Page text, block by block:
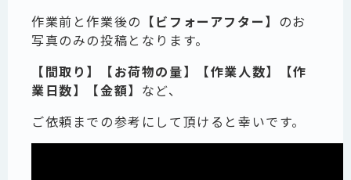
作業前と作業後の 【ビフォーアフター】 のお
写真のみの投稿となります。
【間取り】【お荷物の量】【作業人数】【作
業日数】【金額】 など、
ご依頼までの参考にして頂けると幸いです。